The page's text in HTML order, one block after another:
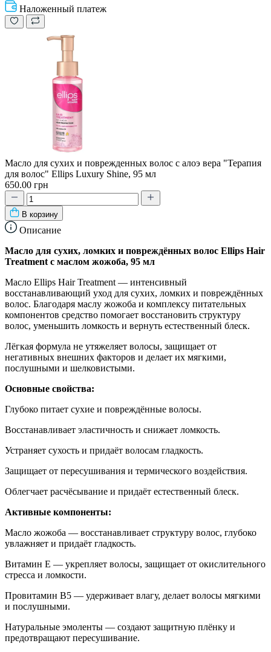
Наложенный платеж
Масло для сухих и поврежденных волос с алоэ вера "Терапия
для волос" Ellips Luxury Shine, 95 мл
650.00 грн
В корзину
Описание
Масло для сухих, ломких и повреждённых волос Ellips Hair
Treatment с маслом жожоба, 95 мл
Масло Ellips Hair Treatment — интенсивный
восстанавливающий уход для сухих, ломких и повреждённых
волос. Благодаря маслу жожоба и комплексу питательных
компонентов средство помогает восстановить структуру
волос, уменьшить ломкость и вернуть естественный блеск.
Лёгкая формула не утяжеляет волосы, защищает от
негативных внешних факторов и делает их мягкими,
послушными и шелковистыми.
Основные свойства:
Глубоко питает сухие и повреждённые волосы.
Восстанавливает эластичность и снижает ломкость.
Устраняет сухость и придаёт волосам гладкость.
Защищает от пересушивания и термического воздействия.
Облегчает расчёсывание и придаёт естественный блеск.
Активные компоненты:
Масло жожоба — восстанавливает структуру волос, глубоко
увлажняет и придаёт гладкость.
Витамин E — укрепляет волосы, защищает от окислительного
стресса и ломкости.
Провитамин B5 — удерживает влагу, делает волосы мягкими
и послушными.
Натуральные эмоленты — создают защитную плёнку и
предотвращают пересушивание.